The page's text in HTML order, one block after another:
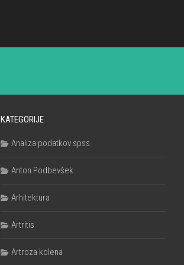
KATEGORIJE
Analiza podatkov spss
Anton Podbevšek
Arhitektura
Artritis
Artroza kolena